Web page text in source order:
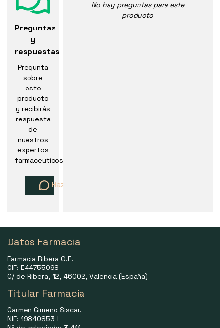
Preguntas
y
respuestas
Pregunta
sobre
este
producto
y recibirás
respuesta
de
nuestros
expertos
farmaceuticos
Haz una pregunta
No hay preguntas para este
producto
Datos Farmacia
Farmacia Ribera O.E.
CIF: E44755098
C/ de Ribera, 12, 46002, Valencia (España)
Titular Farmacia
Carmen Gimeno Siscar.
NIF: 19840853H